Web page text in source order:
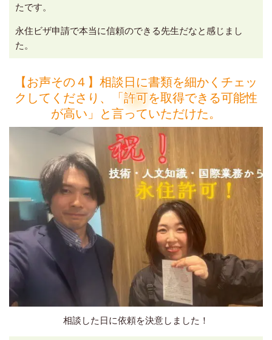
たです。
永住ビザ申請で本当に信頼のできる先生だなと感じまし
た。
【お声その４】相談日に書類を細かくチェッ
クしてくださり、「許可を取得できる可能性
が高い」と言っていただけた。
相談した日に依頼を決意しました！